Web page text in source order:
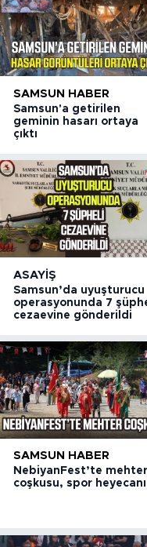
SAMSUN HABER
Samsun'a getirilen
geminin hasarı ortaya
çıktı
ASAYIŞ
Samsun’da uyuşturucu
operasyonunda 7
cezaevine gönderildi
SAMSUN HABER
NebiyanFest’te mehter
coşkusu, spor heyecanı